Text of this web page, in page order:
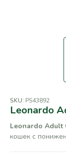
SKU: PS43892
Leonardo
Leonardo Adult
кошек с